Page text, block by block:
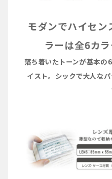
モダンでハイセン
ラーは全6カ
落ち着いたトーンが基本の
イスト。シックで大人な